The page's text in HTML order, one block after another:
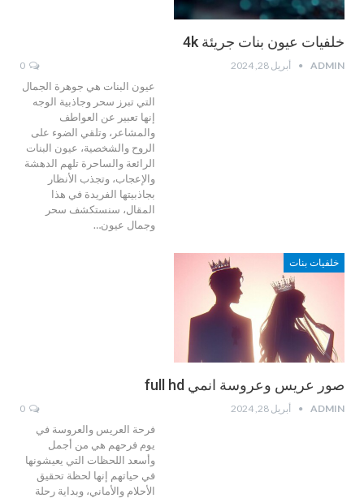
خلفيات عيون بنات جريئة 4k
ADMIN أبريل 28, 2024
عيون البنات هي جوهرة الجمال
التي تبرز سحر وجاذبية الوجه
إنها تعبير عن العواطف
والمشاعر، وتلقي الضوء على
الروح والشخصية، عيون البنات
الرائعة والساحرة تلهم الدهشة
والإعجاب، وتجذب الأنظار
بجاذبيتها الفريدة في هذا
المقال، سنستكشف سحر
وجمال عيون…
خلفيات بنات
صور عريس وعروسة انمي full hd
ADMIN أبريل 28, 2024
فرحة العريس والعروسة في
يوم فرحهم هي من أجمل
وأسعد اللحظات التي يعيشونها
في حياتهم إنها لحظة تحقيق
الأحلام والأماني، وبداية رحلة